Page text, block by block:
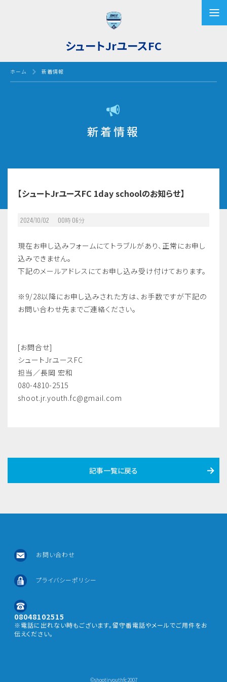
シュートJrユースFC
ホーム 新着情報
新着情報
【シュートJrユースFC 1day schoolのお知らせ】
2024/10/02 00時06分
現在お申し込みフォームにてトラブルがあり、正常にお申し
込みできません。
下記のメールアドレスにてお申し込み受け付けております。
※9/28以降にお申し込みされた方は、お手数ですが下記の
お問い合わせ先までご連絡ください。
[お問合せ]
シュートJrユースFC
担当／長岡 宏和
080-4810-2515
shoot.jr.youth.fc@gmail.com
記事一覧に戻る
お問い合わせ
プライバシーポリシー
08048102515
※電話に出れない時もございます。留守番電話やメールでご用件をお
伝えください。
©︎shootjryouthfc2007